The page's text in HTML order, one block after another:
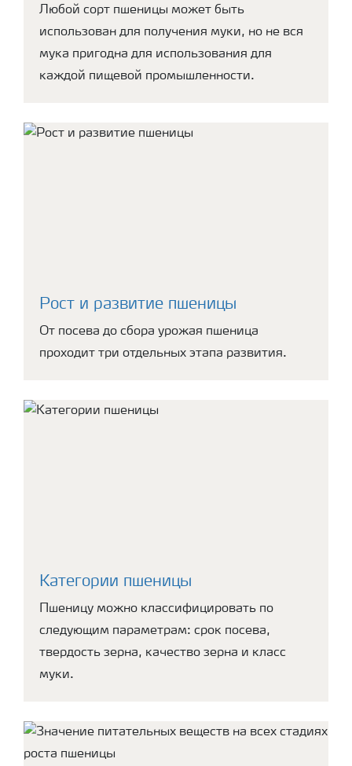
Любой сорт пшеницы может быть
использован для получения муки, но не вся
мука пригодна для использования для
каждой пищевой промышленности.
Рост и развитие пшеницы
От посева до сбора урожая пшеница
проходит три отдельных этапа развития.
Категории пшеницы
Пшеницу можно классифицировать по
следующим параметрам: срок посева,
твердость зерна, качество зерна и класс
муки.